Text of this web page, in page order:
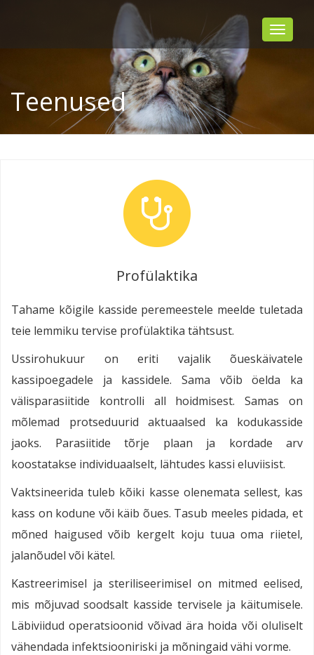
Toggle
Teenused
Profülaktika
Tahame kõigile kasside peremeestele meelde tuletada
teie lemmiku tervise profülaktika tähtsust.
Ussirohukuur on eriti vajalik õueskäivatele
kassipoegadele ja kassidele. Sama võib öelda ka
välisparasiitide kontrolli all hoidmisest. Samas on
mõlemad protseduurid aktuaalsed ka kodukasside
jaoks. Parasiitide tõrje plaan ja kordade arv
koostatakse individuaalselt, lähtudes kassi eluviisist.
Vaktsineerida tuleb kõiki kasse olenemata sellest, kas
kass on kodune või käib õues. Tasub meeles pidada, et
mõned haigused võib kergelt koju tuua oma riietel,
jalanõudel või kätel.
Kastreerimisel ja steriliseerimisel on mitmed eelised,
mis mõjuvad soodsalt kasside tervisele ja käitumisele.
Läbiviidud operatsioonid võivad ära hoida või oluliselt
vähendada infektsiooniriski ja mõningaid vähi vorme.